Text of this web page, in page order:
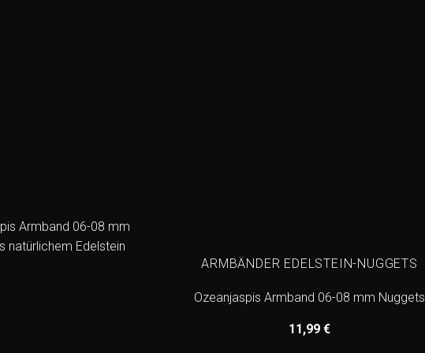
ARMBÄNDER EDELSTEIN-NUGGETS
Ozeanjaspis Armband 06-08 mm Nuggets
11,99 €